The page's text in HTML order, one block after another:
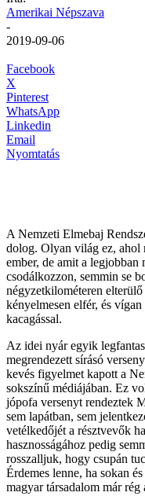
Amerikai Népszava
-
2019-09-06
Facebook
X
Pinterest
WhatsApp
Linkedin
Email
Nyomtatás
A Nemzeti Elmebaj
dolog. Olyan világ ez, ahol
ember, de amit a legjobban
csodálkozzon, semmin se
négyzetkilométeren
kényelmesen elfér, és
kacagással.
Az idei nyár egyik
megrendezett sírásó
kevés figyelmet kapott a
sokszínű médiájában. Ez
jópofa versenyt rendeztek
sem lapátban, sem
vetélkedőjét a résztvevők
hasznosságához pedig
rosszalljuk, hogy csupán
Érdemes lenne, ha sokan
magyar társadalom már rég